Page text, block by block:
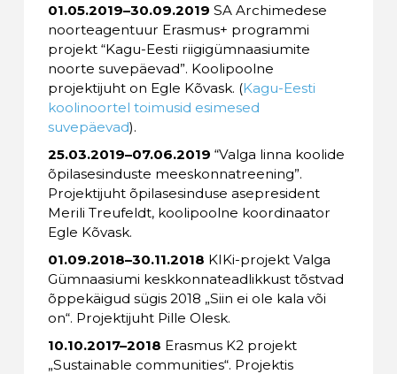
01.05.2019–30.09.2019 SA Archimedese
noorteagentuur Erasmus+ programmi
projekt “Kagu-Eesti riigigümnaasiumite
noorte suvepäevad”. Koolipoolne
projektijuht on Egle Kõvask. (Kagu-Eesti
koolinoortel toimusid esimesed
suvepäevad).
25.03.2019–07.06.2019 “Valga linna koolide
õpilasesinduste meeskonnatreening”.
Projektijuht õpilasesinduse asepresident
Merili Treufeldt, koolipoolne koordinaator
Egle Kõvask.
01.09.2018–30.11.2018 KIKi-projekt Valga
Gümnaasiumi keskkonnateadlikkust tõstvad
õppekäigud sügis 2018 „Siin ei ole kala või
on“. Projektijuht Pille Olesk.
10.10.2017–2018 Erasmus K2 projekt
„Sustainable communities“. Projektis